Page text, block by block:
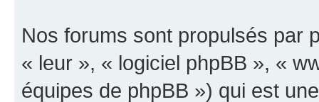
Nos forums sont propulsés par
« leur », « logiciel phpBB », «
équipes de phpBB ») qui est